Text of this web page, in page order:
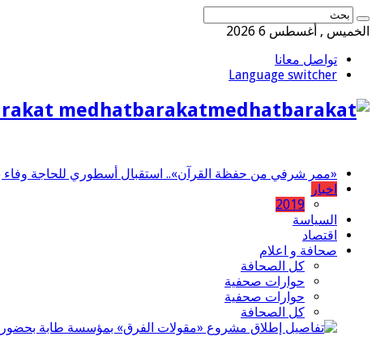
الخميس , أغسطس 6 2026
تواصل معانا
Language switcher
medhatbarakat
«ممر شرفي من حفظة القرآن».. استقبال أسطوري للحاجة وفاء
اخبار
2019
السياسة
اقتصاد
صحافة و اعلام
كل الصحافة
حوارات صحفية
حوارات صحفية
كل الصحافة